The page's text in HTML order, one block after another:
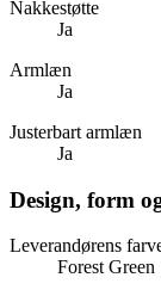
Nakkestøtte
Ja
Armlæn
Ja
Justerbart armlæn
Ja
Design, form
Leverandørens
Forest Green